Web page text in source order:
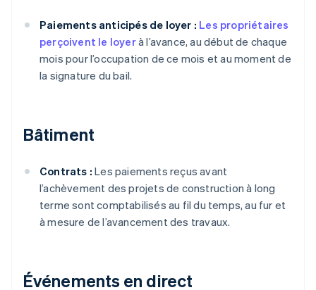
Paiements anticipés de loyer : Les propriétaires
perçoivent le loyerà l’avance, au début de chaque
mois pour l’occupation de ce mois et au moment de
la signature du bail.
Bâtiment
Contrats : Les paiements reçus avant
l’achèvement des projets de construction à long
terme sont comptabilisés au fil du temps, au fur et
à mesure de l’avancement des travaux.
Événements en direct